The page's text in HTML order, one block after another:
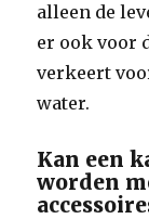
alleen de
er ook voor
verkeert
water.
Kan een
worden